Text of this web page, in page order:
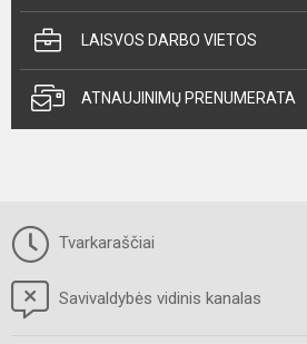
LAISVOS DARBO VIETOS
ATNAUJINIMŲ PRENUMERATA
Tvarkaraščiai
Savivaldybės vidinis kanalas